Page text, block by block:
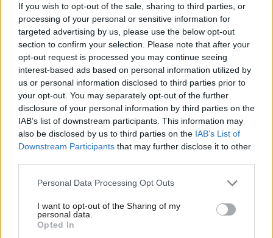
If you wish to opt-out of the sale, sharing to third parties, or
processing of your personal or sensitive information for
targeted advertising by us, please use the below opt-out
section to confirm your selection. Please note that after your
opt-out request is processed you may continue seeing
interest-based ads based on personal information utilized by
us or personal information disclosed to third parties prior to
your opt-out. You may separately opt-out of the further
disclosure of your personal information by third parties on the
IAB’s list of downstream participants. This information may
also be disclosed by us to third parties on the IAB’s List of
Downstream Participants that may further disclose it to other
Please note that this website/app uses one or more Google
not limited to your visit or usage behaviour. You may click to
grant or deny consent to Google and its third-party tags to
use your data for below specified purposes in below Google
Personal Data Processing Opt Outs
I want to opt-out of the Sharing of my
personal data.
Opted In
Έρχεται πλαφόν στα πάγια των λογαριασμών
Ακολουθήστε το